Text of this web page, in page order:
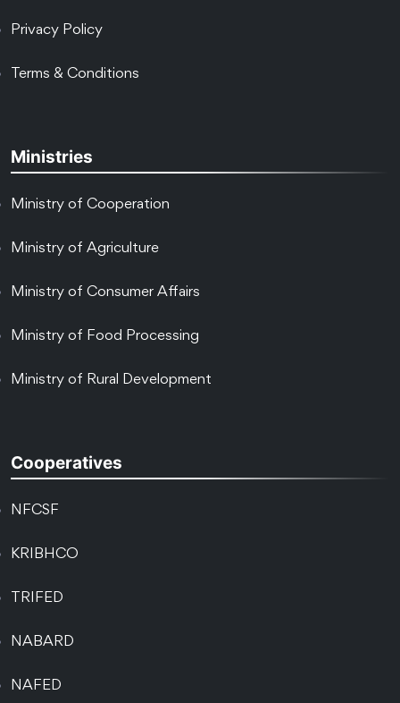
Privacy Policy
Terms & Conditions
Ministries
Ministry of Cooperation
Ministry of Agriculture
Ministry of Consumer Affairs
Ministry of Food Processing
Ministry of Rural Development
Cooperatives
NFCSF
KRIBHCO
TRIFED
NABARD
NAFED